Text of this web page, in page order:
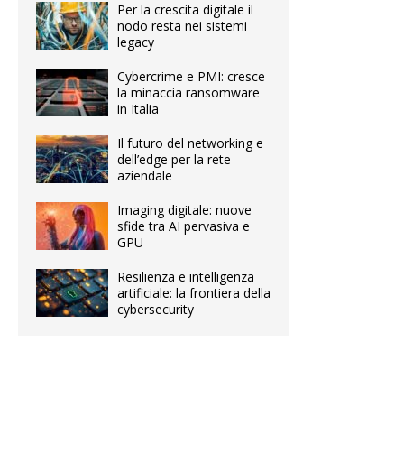
Per la crescita digitale il
nodo resta nei sistemi
legacy
Cybercrime e PMI: cresce
la minaccia ransomware
in Italia
Il futuro del networking e
dell’edge per la rete
aziendale
Imaging digitale: nuove
sfide tra AI pervasiva e
GPU
Resilienza e intelligenza
artificiale: la frontiera della
cybersecurity